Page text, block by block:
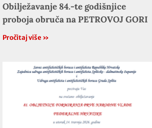
Obilježavanje 84.-te godišnjice
proboja obruča na PETROVOJ GORI
Pročitaj više »